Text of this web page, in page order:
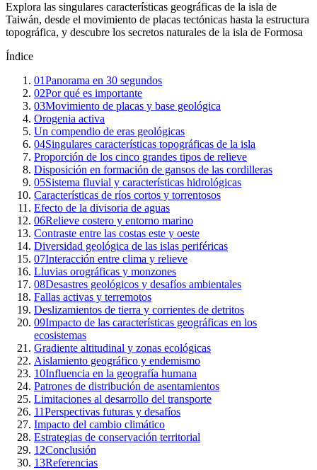
Explora las singulares características geográficas de la isla de
Taiwán, desde el movimiento de placas tectónicas hasta la estructura
topográfica, y descubre los secretos naturales de la isla de Formosa
Índice
01Panorama en 30 segundos
02Por qué es importante
03Movimiento de placas y base geológica
Orogenia activa
Un compendio de eras geológicas
04Singulares características topográficas de la isla
Proporción de los cinco grandes tipos de relieve
Disposición en formación de gansos de las cordilleras
05Sistema fluvial y características hidrológicas
Características de ríos cortos y torrentosos
Efecto de la divisoria de aguas
06Relieve costero y entorno marino
Contraste entre las costas este y oeste
Diversidad geológica de las islas periféricas
07Interacción entre clima y relieve
Lluvias orográficas y monzones
08Desastres geológicos y desafíos ambientales
Fallas activas y terremotos
Deslizamientos de tierra y corrientes de detritos
09Impacto de las características geográficas en los
ecosistemas
Gradiente altitudinal y zonas ecológicas
Aislamiento geográfico y endemismo
10Influencia en la geografía humana
Patrones de distribución de asentamientos
Limitaciones al desarrollo del transporte
11Perspectivas futuras y desafíos
Impacto del cambio climático
Estrategias de conservación territorial
12Conclusión
13Referencias